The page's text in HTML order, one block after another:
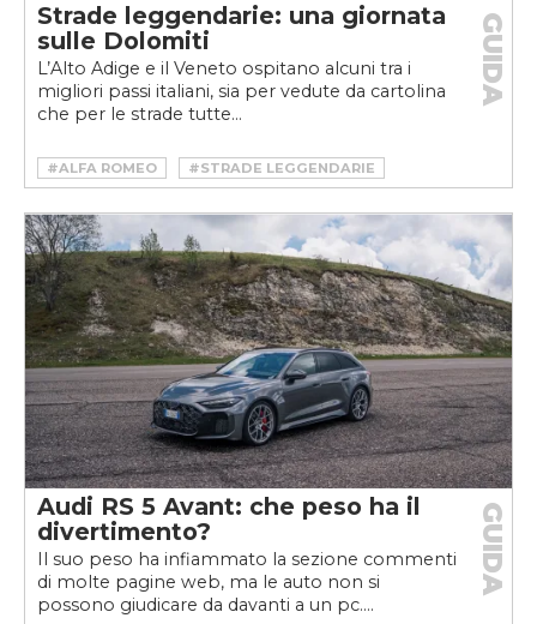
Strade leggendarie: una giornata
sulle Dolomiti
L’Alto Adige e il Veneto ospitano alcuni tra i
migliori passi italiani, sia per vedute da cartolina
che per le strade tutte...
GUIDA
#ALFA ROMEO #STRADE LEGGENDARIE
Audi RS 5 Avant: che peso ha il
divertimento?
Il suo peso ha infiammato la sezione commenti
di molte pagine web, ma le auto non si
possono giudicare da davanti a un pc....
GUIDA